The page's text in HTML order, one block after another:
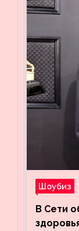
Шоубиз
В Сети